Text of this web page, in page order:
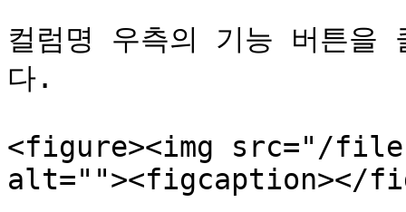
컬럼명 우측의 기능 버튼을
다.
<figure><img src="/files/
alt=""><figcaption></